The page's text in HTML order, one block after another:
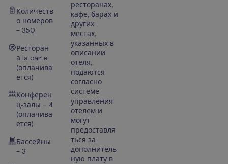
Количеств
о номеров
– 350
Ресторан
а la carte
(оплачива
ется)
Конферен
ц-залы – 4
(оплачива
ется)
Бассейны
– 3
ресторанах,
кафе, барах и
других
местах,
указанных в
описании
отеля,
подаются
согласно
системе
управления
отелем и
могут
предоставля
ться за
дополнитель
ную плату в